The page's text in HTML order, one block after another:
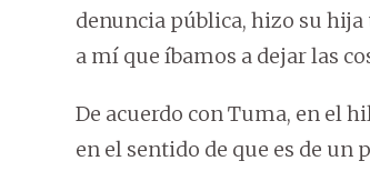
denuncia pública, hizo su hija
a mí que íbamos a dejar las
De acuerdo con Tuma, en el
en el sentido de que es de un